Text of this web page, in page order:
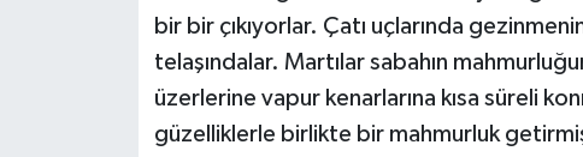
bir bir çıkıyorlar. Çatı uçlarında
telaşındalar. Martılar sabahın
üzerlerine vapur kenarlarına kısa süreli
güzelliklerle birlikte bir mahmurluk